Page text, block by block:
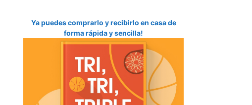
Ya puedes comprarlo y recibirlo en casa de
forma rápida y sencilla!